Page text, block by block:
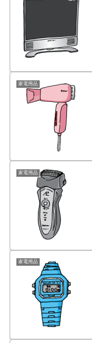
家電用品
家電用品
家電用品